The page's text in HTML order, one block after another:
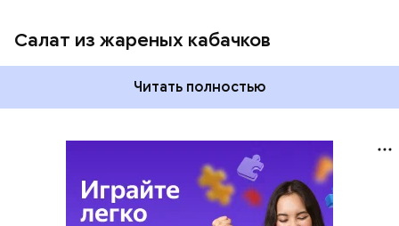
Салат из жареных кабачков
Читать полностью